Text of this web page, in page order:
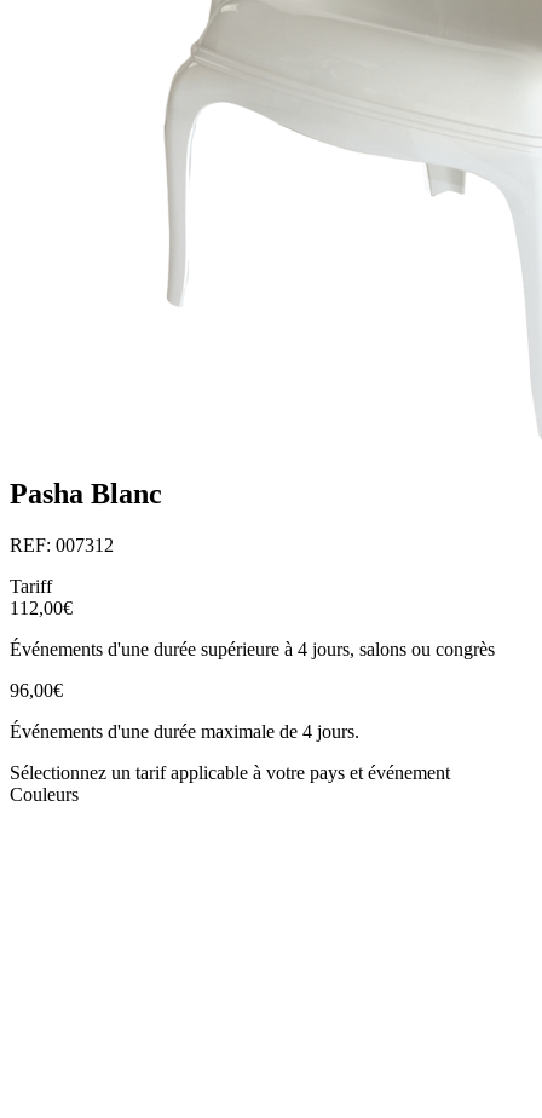
Pasha Blanc
REF: 007312
Tariff
112,00€
Événements d'une durée supérieure à 4 jours, salons ou congrès
96,00€
Événements d'une durée maximale de 4 jours.
Sélectionnez un tarif applicable à votre pays et événement
Couleurs